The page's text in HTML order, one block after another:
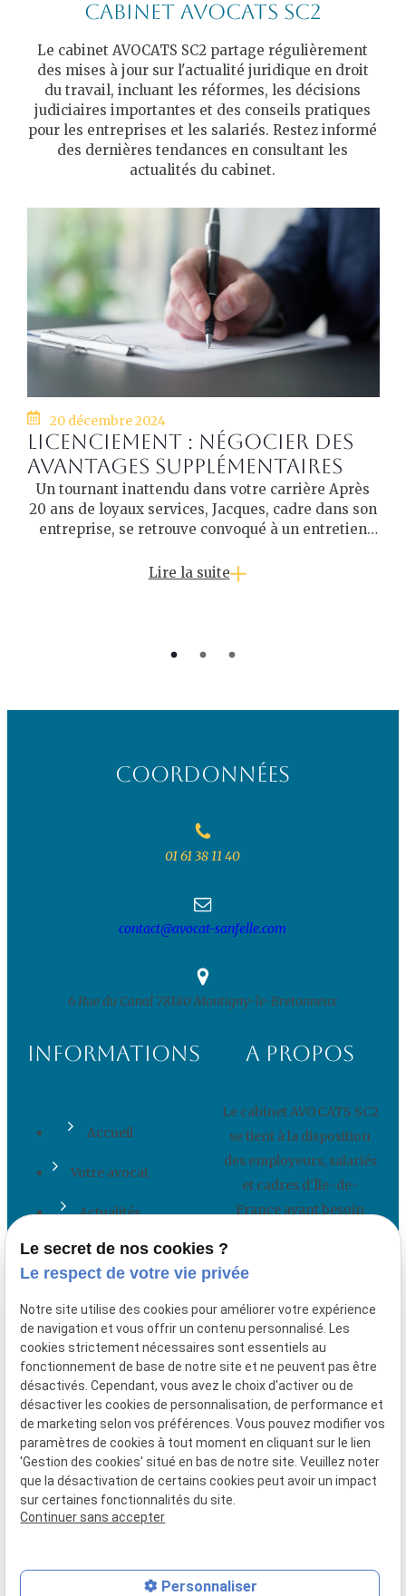
cabinet AVOCATS SC2
Le cabinet AVOCATS SC2 partage régulièrement
des mises à jour sur l'actualité juridique en droit
du travail, incluant les réformes, les décisions
judiciaires importantes et des conseils pratiques
pour les entreprises et les salariés. Restez informé
des dernières tendances en consultant les
actualités du cabinet.
20 décembre 2024
Licenciement : négocier des
avantages supplémentaires
Un tournant inattendu dans votre carrière Après
20 ans de loyaux services, Jacques, cadre dans son
entreprise, se retrouve convoqué à un entretien
Lire la suite
Coordonnées
01 61 38 11 40
contact@avocat-sanfelle.com
6 Rue du Canal 78180 Montigny-le-Bretonneux
Informations
Accueil
Votre avocat
Actualités
Contact
Plan du site
Mentions légales
Politique de
confidentialité
Gestion des cookies
A propos
Le cabinet AVOCATS SC2
se tient à la disposition
des employeurs, salariés
et cadres d'Île-de-
France ayant besoin
et droit du travail.
Numéro de SIRET :
Le secret de nos cookies ?
Le respect de votre vie privée
Notre site utilise des cookies pour améliorer votre expérience
de navigation et vous offrir un contenu personnalisé. Les
cookies strictement nécessaires sont essentiels au
fonctionnement de base de notre site et ne peuvent pas être
désactivés. Cependant, vous avez le choix d'activer ou de
désactiver les cookies de personnalisation, de performance et
de marketing selon vos préférences. Vous pouvez modifier vos
paramètres de cookies à tout moment en cliquant sur le lien
'Gestion des cookies' situé en bas de notre site. Veuillez noter
que la désactivation de certains cookies peut avoir un impact
sur certaines fonctionnalités du site.
Continuer sans accepter
Personnaliser